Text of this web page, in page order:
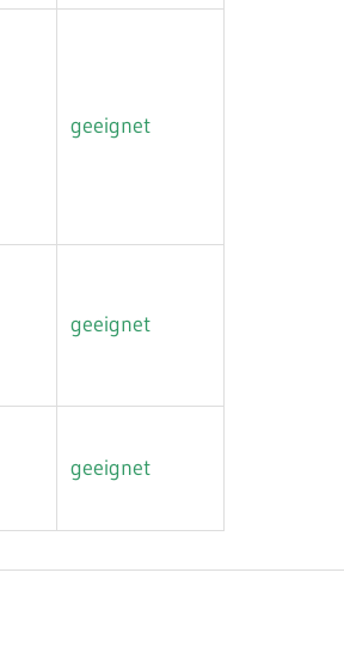
geeignet
geeignet
geeignet